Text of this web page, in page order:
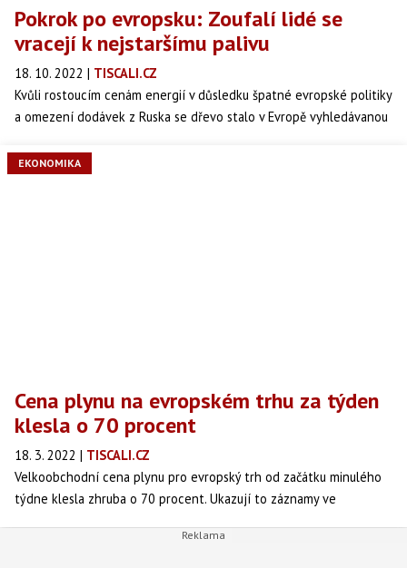
Pokrok po evropsku: Zoufalí lidé se
vracejí k nejstaršímu palivu
18. 10. 2022 | TISCALI.CZ
Kvůli rostoucím cenám energií v důsledku špatné evropské politiky
a omezení dodávek z Ruska se dřevo stalo v Evropě vyhledávanou
EKONOMIKA
Cena plynu na evropském trhu za týden
klesla o 70 procent
18. 3. 2022 | TISCALI.CZ
Velkoobchodní cena plynu pro evropský trh od začátku minulého
týdne klesla zhruba o 70 procent. Ukazují to záznamy ve
Nizozemsku, který je pro evropský trh určující.